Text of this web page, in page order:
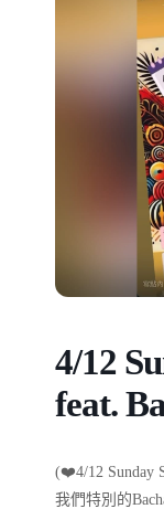
4/12
feat.
(❤️4/12 Sunday
我們特別的